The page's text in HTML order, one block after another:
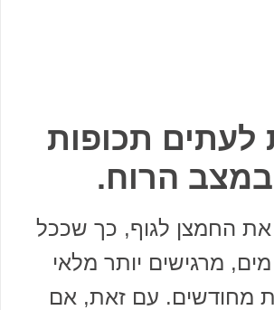
לעתים תכופות
במצב הרוח.
את החמצן לגוף, כך שככל
מרגישים יותר מלאי
מחודשים. עם זאת, אם